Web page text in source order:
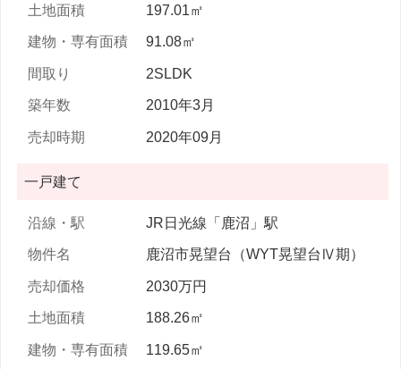
197.01㎡
91.08㎡
2SLDK
2010年3月
2020年09月
一戸建て
JR日光線「鹿沼」駅
鹿沼市晃望台（WYT晃望台Ⅳ期）
2030万円
188.26㎡
119.65㎡